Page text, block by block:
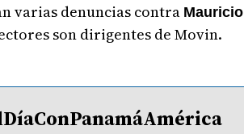
varias denuncias contra Mauricio
son dirigentes de Movin.